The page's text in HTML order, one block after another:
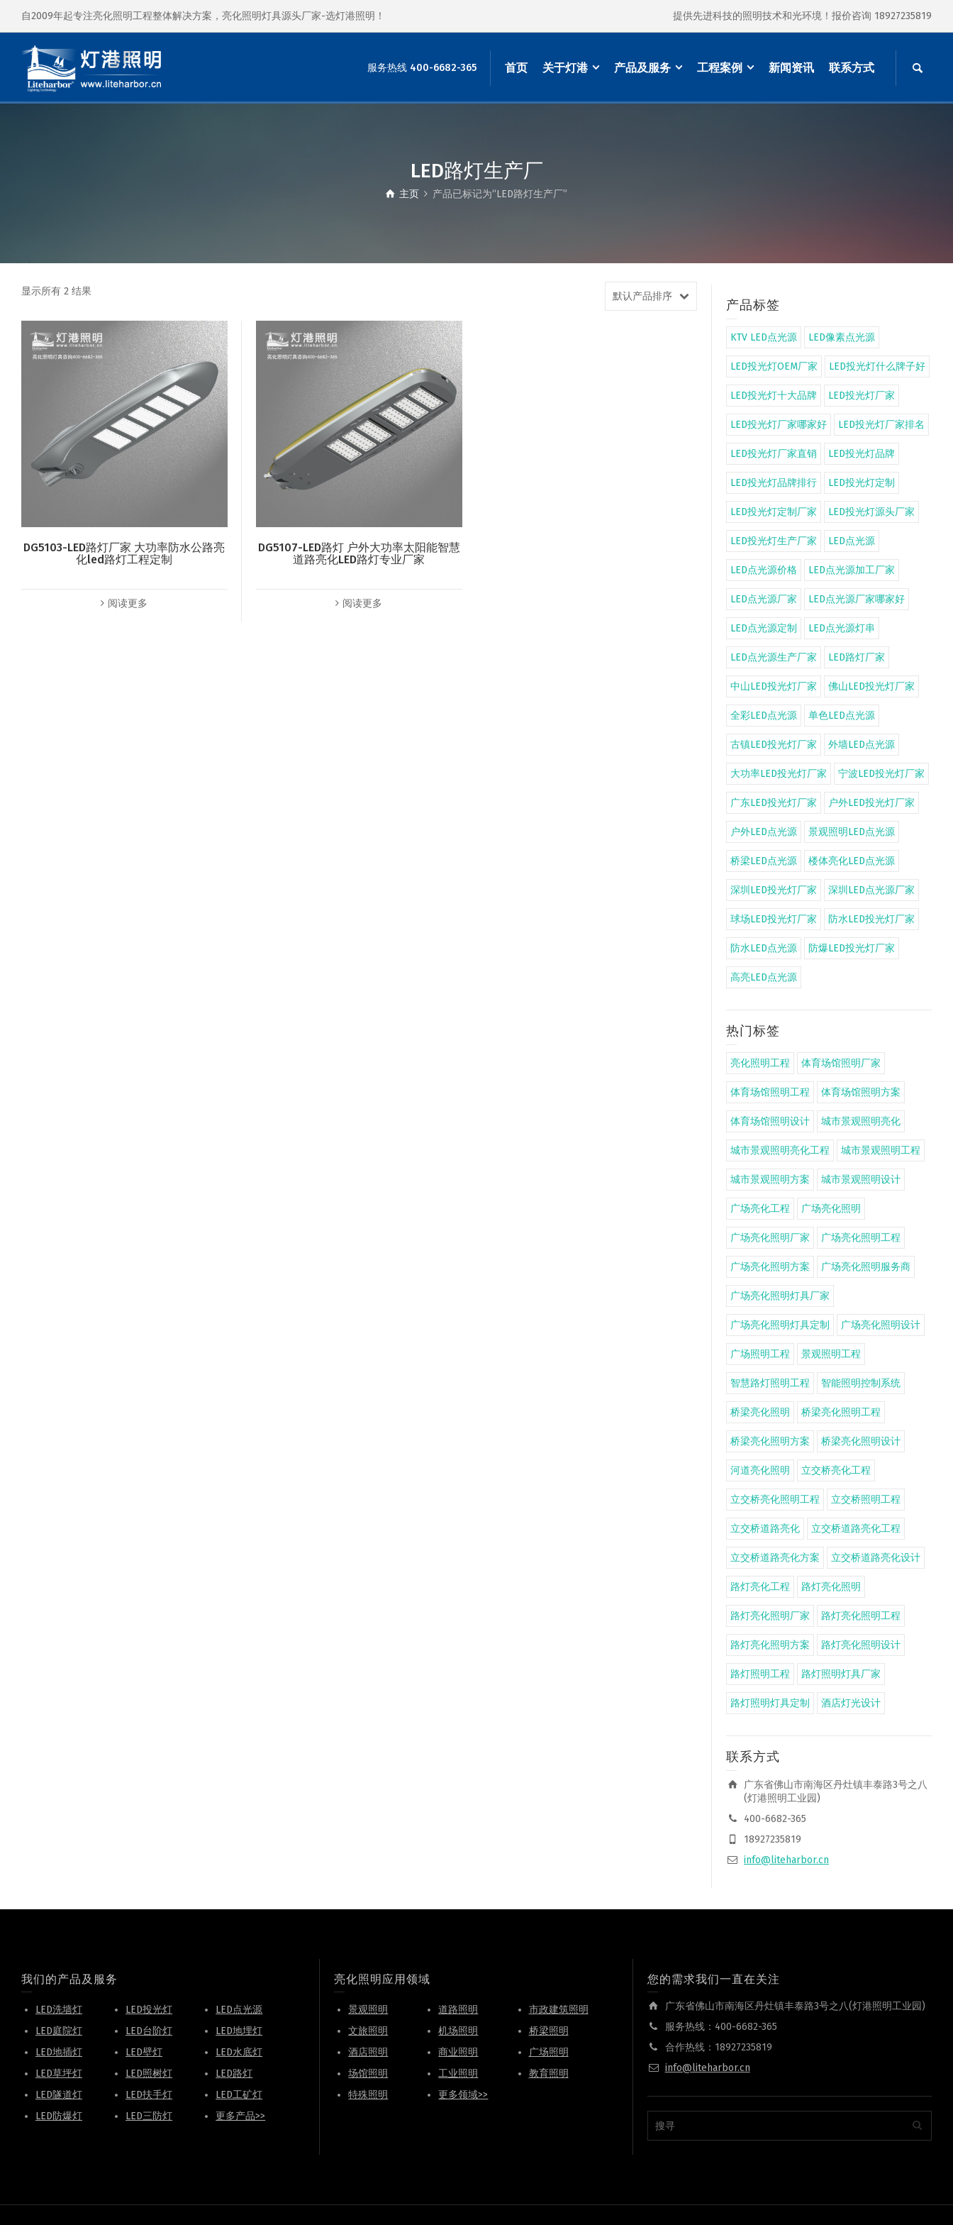
自2009年起专注亮化照明工程整体解决方案，亮化照明灯具源头厂家-选灯港照明！ 提供先进科技的照明技术和光环境！报价咨询 18927235819
服务热线 400-6682-365 首页 关于灯港 产品及服务 工程案例 新闻资讯 联系方式
LED路灯生产厂
主页 产品已标记为“LED路灯生产厂”
显示所有 2 结果 默认产品排序
DG5103-LED路灯厂家 大功率防水公路亮
化led路灯工程定制
阅读更多
DG5107-LED路灯 户外大功率太阳能智慧
道路亮化LED路灯专业厂家
阅读更多
产品标签
KTV LED点光源 LED像素点光源
LED投光灯OEM厂家 LED投光灯什么牌子好
LED投光灯十大品牌 LED投光灯厂家
LED投光灯厂家哪家好 LED投光灯厂家排名
LED投光灯厂家直销 LED投光灯品牌
LED投光灯品牌排行 LED投光灯定制
LED投光灯定制厂家 LED投光灯源头厂家
LED投光灯生产厂家 LED点光源
LED点光源价格 LED点光源加工厂家
LED点光源厂家 LED点光源厂家哪家好
LED点光源定制 LED点光源灯串
LED点光源生产厂家 LED路灯厂家
中山LED投光灯厂家 佛山LED投光灯厂家
全彩LED点光源 单色LED点光源
古镇LED投光灯厂家 外墙LED点光源
大功率LED投光灯厂家 宁波LED投光灯厂家
广东LED投光灯厂家 户外LED投光灯厂家
户外LED点光源 景观照明LED点光源
桥梁LED点光源 楼体亮化LED点光源
深圳LED投光灯厂家 深圳LED点光源厂家
球场LED投光灯厂家 防水LED投光灯厂家
防水LED点光源 防爆LED投光灯厂家
高亮LED点光源
热门标签
亮化照明工程 体育场馆照明厂家
体育场馆照明工程 体育场馆照明方案
体育场馆照明设计 城市景观照明亮化
城市景观照明亮化工程 城市景观照明工程
城市景观照明方案 城市景观照明设计
广场亮化工程 广场亮化照明
广场亮化照明厂家 广场亮化照明工程
广场亮化照明方案 广场亮化照明服务商
广场亮化照明灯具厂家
广场亮化照明灯具定制 广场亮化照明设计
广场照明工程 景观照明工程
智慧路灯照明工程 智能照明控制系统
桥梁亮化照明 桥梁亮化照明工程
桥梁亮化照明方案 桥梁亮化照明设计
河道亮化照明 立交桥亮化工程
立交桥亮化照明工程 立交桥照明工程
立交桥道路亮化 立交桥道路亮化工程
立交桥道路亮化方案 立交桥道路亮化设计
路灯亮化工程 路灯亮化照明
路灯亮化照明厂家 路灯亮化照明工程
路灯亮化照明方案 路灯亮化照明设计
路灯照明工程 路灯照明灯具厂家
路灯照明灯具定制 酒店灯光设计
联系方式
广东省佛山市南海区丹灶镇丰泰路3号之八
(灯港照明工业园)
400-6682-365
18927235819
info@liteharbor.cn
我们的产品及服务
LED洗墙灯 LED投光灯
LED点光源
LED庭院灯
LED台阶灯
LED地埋灯
LED地插灯
LED壁灯
LED水底灯
LED草坪灯
LED照树灯
LED路灯
LED隧道灯
LED扶手灯
LED工矿灯
LED防爆灯
LED三防灯 更多产品>>
亮化照明应用领域
景观照明 道路照明
市政建筑照明
文旅照明
机场照明
桥梁照明
酒店照明
商业照明
广场照明
场馆照明
工业照明
教育照明
特殊照明
更多领域>>
您的需求我们一直在关注
广东省佛山市南海区丹灶镇丰泰路3号之八(灯港照明工业园)
服务热线：400-6682-365
合作热线：18927235819
info@liteharbor.cn